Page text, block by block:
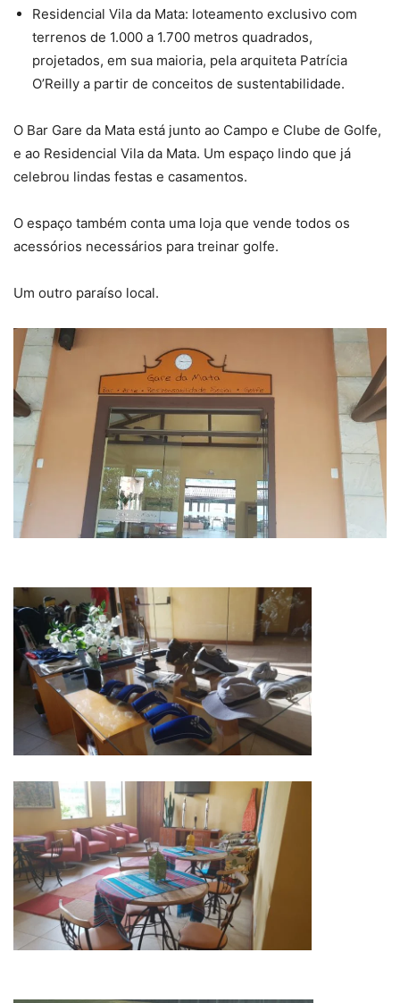
Residencial Vila da Mata: loteamento exclusivo com
terrenos de 1.000 a 1.700 metros quadrados,
projetados, em sua maioria, pela arquiteta Patrícia
O’Reilly a partir de conceitos de sustentabilidade.
O Bar Gare da Mata está junto ao Campo e Clube de Golfe,
e ao Residencial Vila da Mata. Um espaço lindo que já
celebrou lindas festas e casamentos.
O espaço também conta uma loja que vende todos os
acessórios necessários para treinar golfe.
Um outro paraíso local.